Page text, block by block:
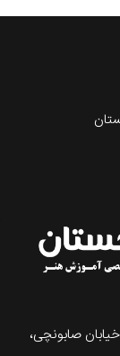
صابونچی،